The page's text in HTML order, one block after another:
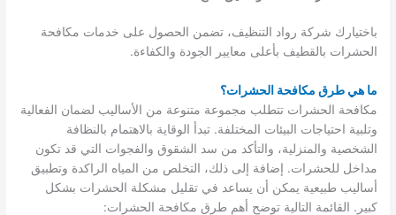
باختيارك شركة رواد التنظيف، تضمن الحصول على خدمات مكافحة
الحشرات بالقطيف بأعلى معايير الجودة والكفاءة.
ما هي طرق مكافحة الحشرات؟
مكافحة الحشرات تتطلب مجموعة متنوعة من الأساليب لضمان الفعالية
وتلبية احتياجات البيئات المختلفة. تبدأ الوقاية بالاهتمام بالنظافة
الشخصية والمنزلية، والتأكد من سد الشقوق والفجوات التي قد تكون
مداخل للحشرات. إضافة إلى ذلك، التخلص من المياه الراكدة وتطبيق
أساليب طبيعية يمكن أن يساعد في تقليل مشكلة الحشرات بشكل
كبير. القائمة التالية توضح أهم طرق مكافحة الحشرات: